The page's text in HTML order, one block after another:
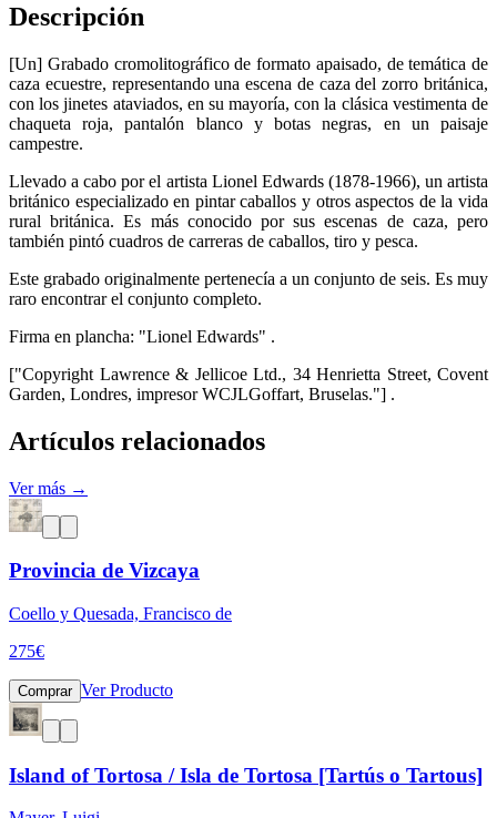
Descripción
[Un] Grabado cromolitográfico de formato apaisado, de temática de
caza ecuestre, representando una escena de caza del zorro británica,
con los jinetes ataviados, en su mayoría, con la clásica vestimenta de
chaqueta roja, pantalón blanco y botas negras, en un paisaje
campestre.
Llevado a cabo por el artista Lionel Edwards (1878-1966), un artista
británico especializado en pintar caballos y otros aspectos de la vida
rural británica. Es más conocido por sus escenas de caza, pero
también pintó cuadros de carreras de caballos, tiro y pesca.
Este grabado originalmente pertenecía a un conjunto de seis. Es muy
raro encontrar el conjunto completo.
Firma en plancha: "Lionel Edwards" .
["Copyright Lawrence & Jellicoe Ltd., 34 Henrietta Street, Covent
Garden, Londres, impresor WCJLGoffart, Bruselas."] .
Artículos relacionados
Ver más →
Provincia de Vizcaya
Coello y Quesada, Francisco de
275€
Comprar Ver Producto
Island of Tortosa / Isla de Tortosa [Tartús o Tartous]